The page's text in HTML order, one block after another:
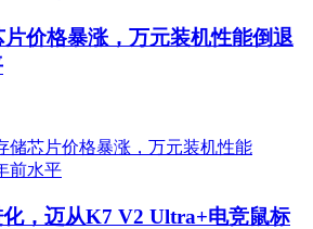
片价格暴涨，万元装机性能倒退
，迈从K7 V2 Ultra+电竞鼠标